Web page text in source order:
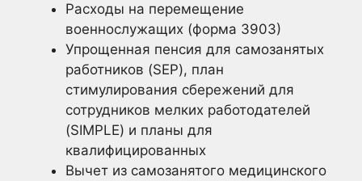
Расходы на перемещение
военнослужащих (форма 3903)
Упрощенная пенсия для самозанятых
работников (SEP), план
стимулирования сбережений для
сотрудников мелких работодателей
(SIMPLE) и планы для
квалифицированных
Вычет из самозанятого медицинского